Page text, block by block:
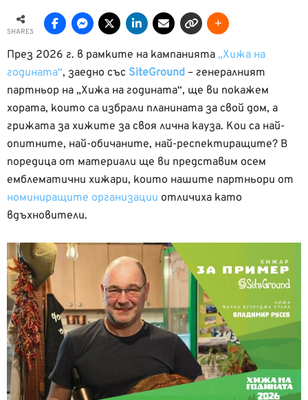
SHARES
През 2026 г. в рамките на кампанията „Хижа на
годината“, заедно със SiteGround – генералният
партньор на „Хижа на годината“, ще ви покажем
хората, които са избрали планината за свой дом, а
грижата за хижите за своя лична кауза. Кои са най-
опитните, най-обичаните, най-респектиращите? В
поредица от материали ще ви представим осем
емблематични хижари, които нашите партньори от
номиниращите организации отличиха като
вдъхновители.